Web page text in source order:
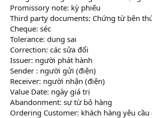
Promissory note: kỳ phiếu
Third party documents: Chứng từ bên
Cheque: séc
Tolerance: dung sai
Correction: các sửa đổi
Issuer: người phát hành
Sender : người gửi (điện)
Receiver: người nhận (điện)
Value Date: ngày giá trị
Abandonment: sự từ bỏ hàng
Ordering Customer: khách hàng yêu cầu